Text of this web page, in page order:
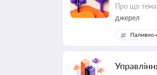
Про що
джерел
Паливно-